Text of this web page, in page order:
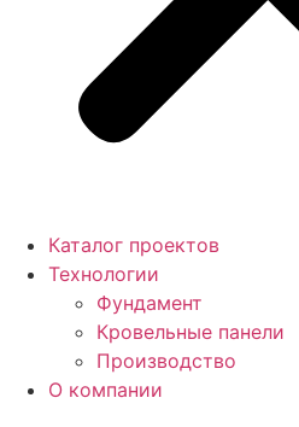
Каталог проектов
Технологии
Фундамент
Кровельные панели
Производство
О компании